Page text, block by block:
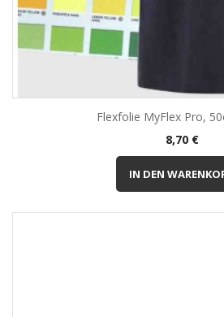
Flexfolie MyFlex Pro,
Preis
8,70 €
IN DEN